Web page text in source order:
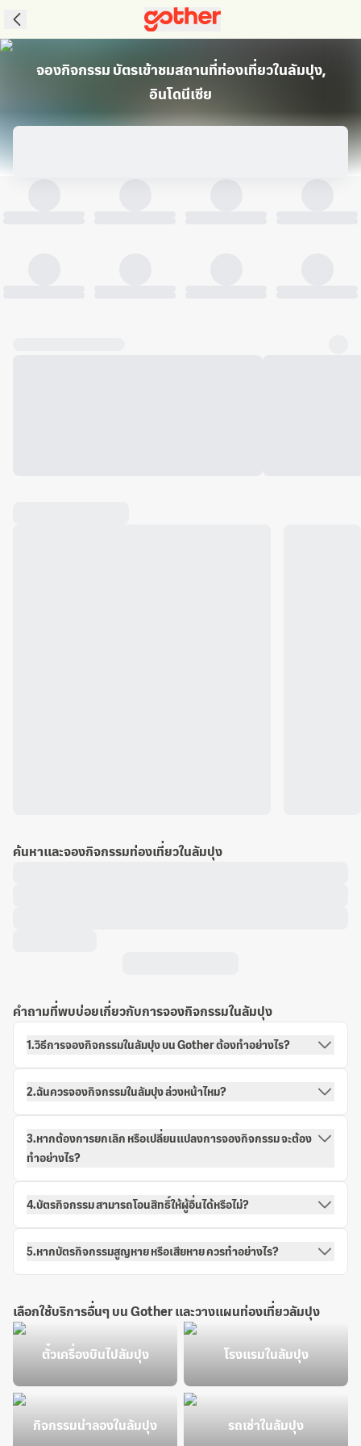
จองกิจกรรม บัตรเข้าชมสถานที่ท่องเที่ยวในลัมปุง,
อินโดนีเซีย
ค้นหาและจองกิจกรรมท่องเที่ยวในลัมปุง
คำถามที่พบบ่อยเกี่ยวกับการจองกิจกรรมในลัมปุง
1.วิธีการจองกิจกรรมในลัมปุง บน Gother ต้องทำอย่างไร?
2.ฉันควรจองกิจกรรมในลัมปุง ล่วงหน้าไหม?
3.หากต้องการยกเลิก หรือเปลี่ยนแปลงการจองกิจกรรม จะต้อง
ทำอย่างไร?
4.บัตรกิจกรรม สามารถโอนสิทธิ์ให้ผู้อื่นได้หรือไม่?
5.หากบัตรกิจกรรมสูญหาย หรือเสียหาย ควรทำอย่างไร?
เลือกใช้บริการอื่นๆ บน Gother และวางแผนท่องเที่ยวลัมปุง
ตั๋วเครื่องบินไปลัมปุง โรงแรมในลัมปุง
กิจกรรมน่าลองในลัมปุง รถเช่าในลัมปุง